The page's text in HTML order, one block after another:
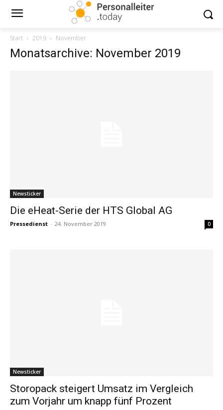
Start 2019 November
Monatsarchive: November 2019
Newsticker
Die eHeat-Serie der HTS Global AG
Pressedienst - 24. November 2019 0
Newsticker
Storopack steigert Umsatz im Vergleich
zum Vorjahr um knapp fünf Prozent